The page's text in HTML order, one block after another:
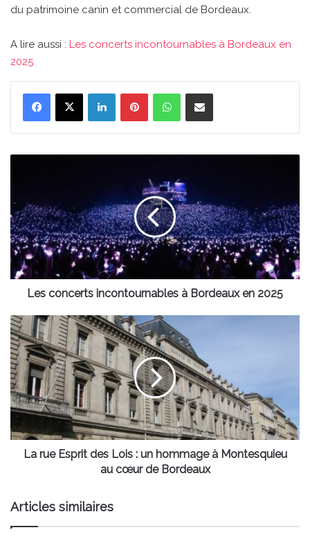
du patrimoine canin et commercial de Bordeaux.
A lire aussi : Les concerts incontournables à Bordeaux en
2025
LinkedinPinterestWhatsAppPartager par email
à
Bordeaux
en
2025
Les concerts incontournables à Bordeaux en 2025
La
rue
Esprit
des
Lois
:
un
à
Montesquieu
Bordeaux
La rue Esprit des Lois : un hommage à Montesquieu
au cœur de Bordeaux
Articles similaires